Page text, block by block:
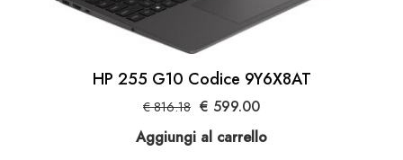
HP 255 G10 Codice 9Y6X8AT
€816.18 Il
prezzo
originale
€ 599.00Il
attuale
Aggiungi al carrello